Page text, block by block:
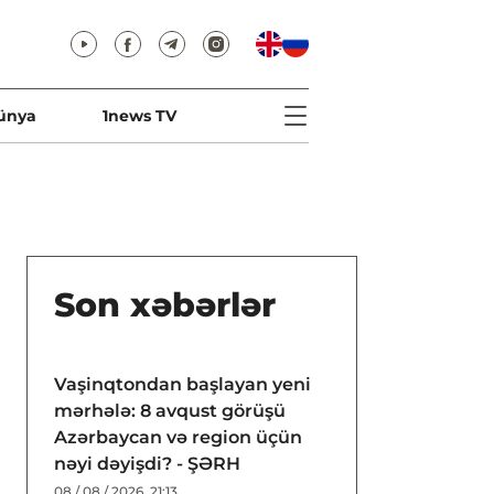
1news TV
Son xəbərlər
Vaşinqtondan başlayan yeni
mərhələ: 8 avqust görüşü
Azərbaycan və region üçün
nəyi dəyişdi? - ŞƏRH